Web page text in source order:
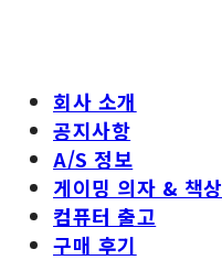
회사 소개
공지사항
A/S 정보
게이밍 의자 & 책상
컴퓨터 출고
구매 후기